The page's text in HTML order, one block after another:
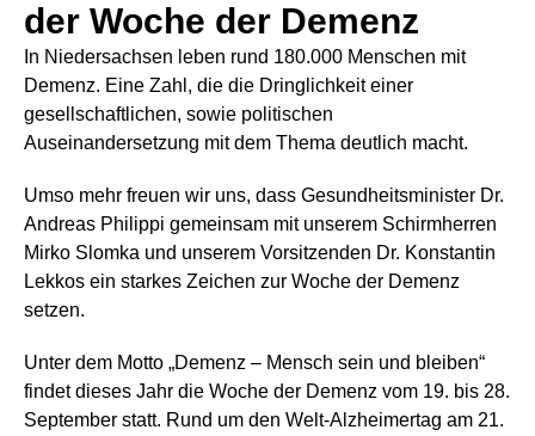
der Woche der Demenz
In Niedersachsen leben rund 180.000 Menschen mit
Demenz. Eine Zahl, die die Dringlichkeit einer
gesellschaftlichen, sowie politischen
Auseinandersetzung mit dem Thema deutlich macht.
Umso mehr freuen wir uns, dass Gesundheitsminister Dr.
Andreas Philippi gemeinsam mit unserem Schirmherren
Mirko Slomka und unserem Vorsitzenden Dr. Konstantin
Lekkos ein starkes Zeichen zur Woche der Demenz
setzen.
Unter dem Motto „Demenz – Mensch sein und bleiben“
findet dieses Jahr die Woche der Demenz vom 19. bis 28.
September statt. Rund um den Welt-Alzheimertag am 21.